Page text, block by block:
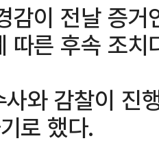
감이 전날 증
따른 후속 조치
와 감찰이 진
로 했다.